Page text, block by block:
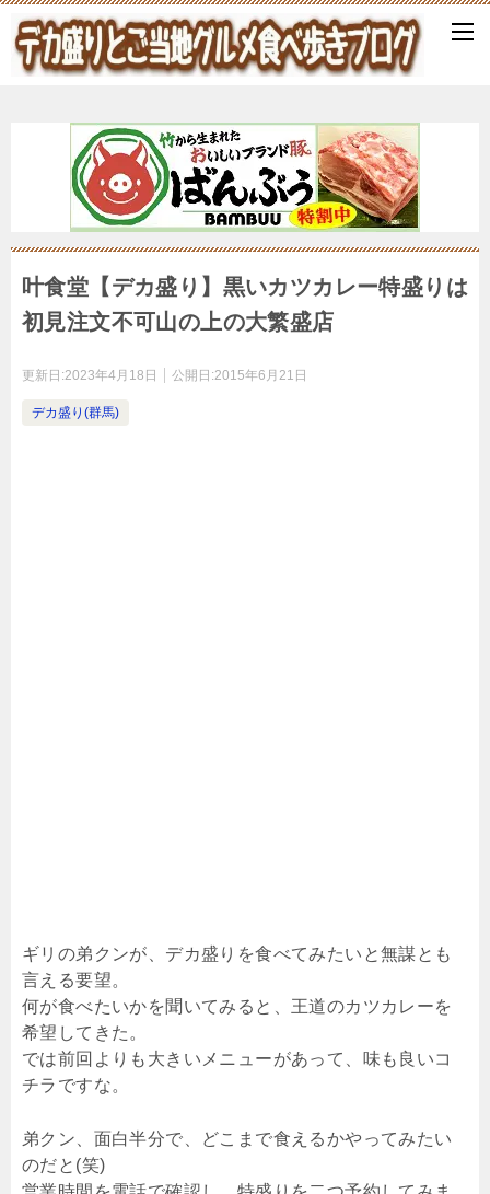
叶食堂【デカ盛り】黒いカツカレー特盛りは
初見注文不可山の上の大繁盛店
更新日:2023年4月18日 公開日:2015年6月21日
デカ盛り(群馬)
ギリの弟クンが、デカ盛りを食べてみたいと無謀とも
言える要望。
何が食べたいかを聞いてみると、王道のカツカレーを
希望してきた。
では前回よりも大きいメニューがあって、味も良いコ
チラですな。
弟クン、面白半分で、どこまで食えるかやってみたい
のだと(笑)